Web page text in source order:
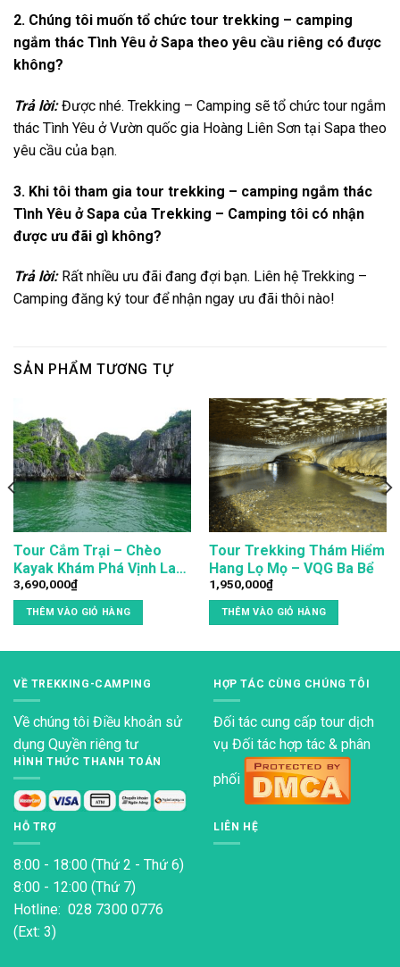
2. Chúng tôi muốn tổ chức tour trekking – camping
ngắm thác Tình Yêu ở Sapa theo yêu cầu riêng có được
không?
Trả lời:Được nhé. Trekking – Camping sẽ tổ chức tour ngắm
thác Tình Yêu ở Vườn quốc gia Hoàng Liên Sơn tại Sapa theo
yêu cầu của bạn.
3. Khi tôi tham gia tour trekking – camping ngắm thác
Tình Yêu ở Sapa của Trekking – Camping tôi có nhận
được ưu đãi gì không?
Trả lời:Rất nhiều ưu đãi đang đợi bạn. Liên hệ Trekking –
Camping đăng ký tour để nhận ngay ưu đãi thôi nào!
SẢN PHẨM TƯƠNG TỰ
Tour Cắm Trại – Chèo
Kayak Khám Phá Vịnh Lan
Hạ 2 ngày 1 đêm
3,690,000₫
THÊM VÀO GIỎ HÀNG
Tour Trekking Thám Hiểm
Hang Lọ Mọ – VQG Ba Bể
1,950,000₫
THÊM VÀO GIỎ HÀNG
VỀ TREKKING-CAMPING
Về chúng tôi Điều khoản sử
dụng Quyền riêng tư
HÌNH THỨC THANH TOÁN
HỢP TÁC CÙNG CHÚNG TÔI
Đối tác cung cấp tour dịch
vụ Đối tác hợp tác & phân
phối
HỖ TRỢ
8:00 - 18:00 (Thứ 2 - Thứ 6)
8:00 - 12:00 (Thứ 7)
Hotline: 028 7300 0776
(Ext: 3)
LIÊN HỆ